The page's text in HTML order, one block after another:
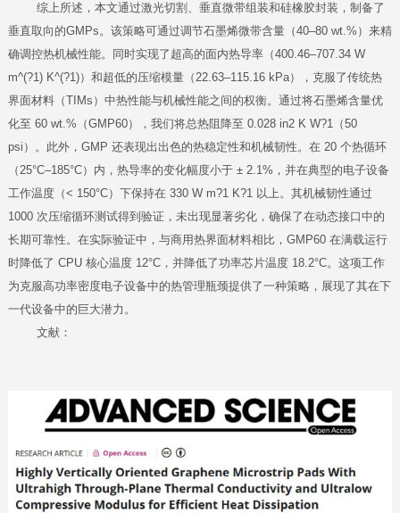
综上所述，本文通过激光切割、垂直微带组装和硅橡胶封装，制备了
垂直取向的GMPs。该策略可通过调节石墨烯微带含量（40–80 wt.%）来精
确调控热机械性能。同时实现了超高的面内热导率（400.46–707.34 W
m^(?1) K^(?1)）和超低的压缩模量（22.63–115.16 kPa），克服了传统热
界面材料（TIMs）中热性能与机械性能之间的权衡。通过将石墨烯含量优
化至 60 wt.%（GMP60），我们将总热阻降至 0.028 in2 K W?1（50
psi）。此外，GMP 还表现出出色的热稳定性和机械韧性。在 20 个热循环
（25°C–185°C）内，热导率的变化幅度小于 ± 2.1%，并在典型的电子设备
工作温度（< 150°C）下保持在 330 W m?1 K?1 以上。其机械韧性通过
1000 次压缩循环测试得到验证，未出现显著劣化，确保了在动态接口中的
长期可靠性。在实际验证中，与商用热界面材料相比，GMP60 在满载运行
时降低了 CPU 核心温度 12°C，并降低了功率芯片温度 18.2°C。这项工作
为克服高功率密度电子设备中的热管理瓶颈提供了一种策略，展现了其在下
一代设备中的巨大潜力。
文献：